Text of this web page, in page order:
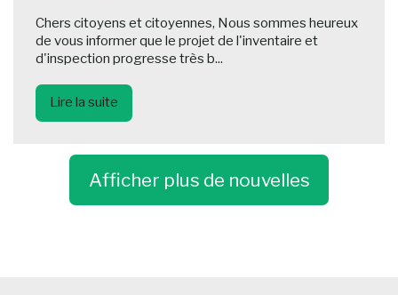
Chers citoyens et citoyennes, Nous sommes heureux
de vous informer que le projet de l'inventaire et
d'inspection progresse très b...
Lire la suite
Afficher plus de nouvelles